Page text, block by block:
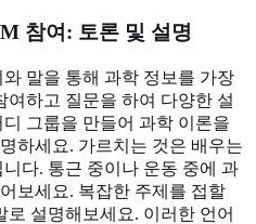
참여 : 토론 및 설명
말을 통해 과학 정보를 가장
여하고 질문을 하여 다양한 설
그룹을 만들어 과학 이론을
하세요. 가르치는 것은 배우는
다. 통근 중이나 운동 중에 과
보세요. 복잡한 주제를 접할
설명해보세요. 이러한 언어